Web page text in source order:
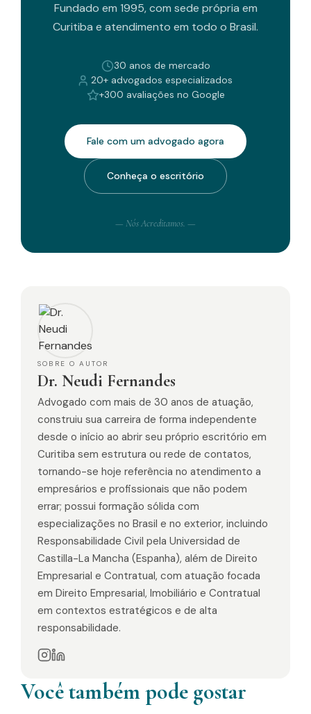
Fundado em 1995, com sede própria em
Curitiba e atendimento em todo o Brasil.
30 anos de mercado
20+ advogados especializados
+300 avaliações no Google
Fale com um advogado agora
Conheça o escritório
— Nós Acreditamos. —
SOBRE O AUTOR
Dr. Neudi Fernandes
Advogado com mais de 30 anos de atuação,
construiu sua carreira de forma independente
desde o início ao abrir seu próprio escritório em
Curitiba sem estrutura ou rede de contatos,
tornando-se hoje referência no atendimento a
empresários e profissionais que não podem
errar; possui formação sólida com
especializações no Brasil e no exterior, incluindo
Responsabilidade Civil pela Universidad de
Castilla-La Mancha (Espanha), além de Direito
Empresarial e Contratual, com atuação focada
em Direito Empresarial, Imobiliário e Contratual
em contextos estratégicos e de alta
responsabilidade.
Você também pode gostar